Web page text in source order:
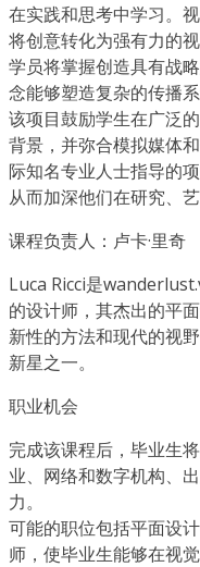
在实践和思考中学习。
将创意转化为强有力的
学员将掌握创造具有战
念能够塑造复杂的传播系
该项目鼓励学生在广泛
背景，并弥合模拟媒体
际知名专业人士指导的
从而加深他们在研究、
课程负责人：卢卡·里奇
Luca Ricci是
的设计师，其杰出的平
新性的方法和现代的视
新星之一。
职业机会
完成该课程后，毕业生
业、网络和数字机构、
力。
可能的职位包括平面设
师，使毕业生能够在视